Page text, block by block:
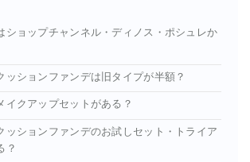
ショップチャンネル・ディノス・ポシュレか
ッションファンデは旧タイプが半額？
イクアップセットがある？
ッションファンデのお試しセット・トライア
？